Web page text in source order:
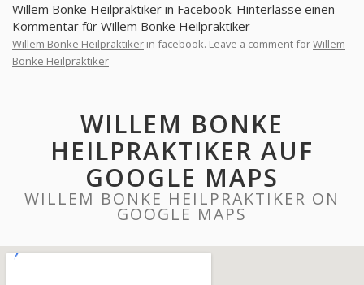
Willem Bonke Heilpraktiker in Facebook. Hinterlasse einen
Kommentar für Willem Bonke Heilpraktiker
Willem Bonke Heilpraktiker in facebook. Leave a comment forWillem
Bonke Heilpraktiker
WILLEM BONKE
HEILPRAKTIKER AUF
GOOGLE MAPS
WILLEM BONKE HEILPRAKTIKER ON
GOOGLE MAPS